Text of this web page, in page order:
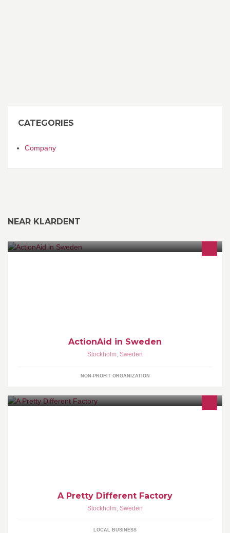
CATEGORIES
Company
NEAR KLARDENT
ActionAid in Sweden
Stockholm, Sweden
NON-PROFIT ORGANIZATION
A Pretty Different Factory
Stockholm, Sweden
LOCAL BUSINESS